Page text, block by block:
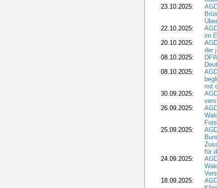
23.10.2025:
22.10.2025:
im
20.10.2025:
der
08.10.2025:
08.10.2025:
mit
30.09.2025:
26.09.2025:
25.09.2025:
für
24.09.2025:
18.09.2025: